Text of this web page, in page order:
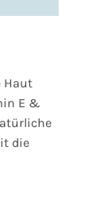
Haut
E &
die